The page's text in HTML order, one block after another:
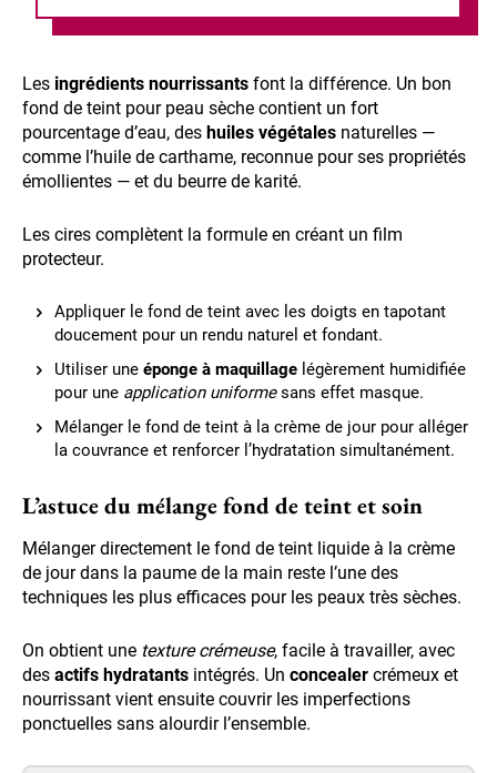
Les ingrédients nourrissants font la différence. Un bon
fond de teint pour peau sèche contient un fort
pourcentage d’eau, des huiles végétales naturelles —
comme l’huile de carthame, reconnue pour ses propriétés
émollientes — et du beurre de karité.
Les cires complètent la formule en créant un film
protecteur.
Appliquer le fond de teint avec les doigts en tapotant
doucement pour un rendu naturel et fondant.
Utiliser une éponge à maquillage légèrement humidifiée
pour une application uniformesans effet masque.
Mélanger le fond de teint à la crème de jour pour alléger
la couvrance et renforcer l’hydratation simultanément.
L’astuce du mélange fond de teint et soin
Mélanger directement le fond de teint liquide à la crème
de jour dans la paume de la main reste l’une des
techniques les plus efficaces pour les peaux très sèches.
On obtient une texture crémeuse, facile à travailler, avec
des actifs hydratants intégrés. Un concealer crémeux et
nourrissant vient ensuite couvrir les imperfections
ponctuelles sans alourdir l’ensemble.